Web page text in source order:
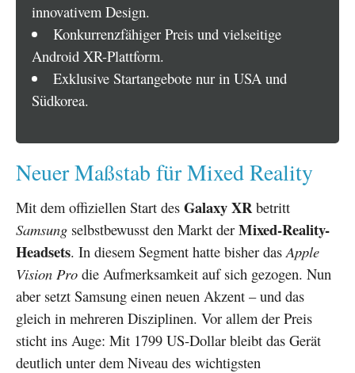
innovativem Design.
Konkurrenzfähiger Preis und vielseitige
Android XR-Plattform.
Exklusive Startangebote nur in USA und
Südkorea.
Neuer Maßstab für Mixed Reality
Mit dem offiziellen Start des Galaxy XR betritt
Samsung selbstbewusst den Markt der Mixed-Reality-
Headsets. In diesem Segment hatte bisher das Apple
Vision Pro die Aufmerksamkeit auf sich gezogen. Nun
aber setzt Samsung einen neuen Akzent – und das
gleich in mehreren Disziplinen. Vor allem der Preis
sticht ins Auge: Mit 1799 US-Dollar bleibt das Gerät
deutlich unter dem Niveau des wichtigsten